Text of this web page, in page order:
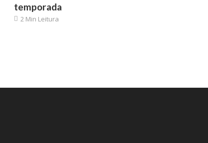
temporada
2 Min Leitura